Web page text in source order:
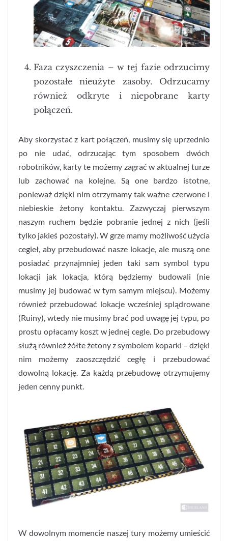
Faza czyszczenia – w tej fazie odrzucimy
pozostałe nieużyte zasoby. Odrzucamy
również odkryte i niepobrane karty
połączeń.
Aby skorzystać z kart połączeń, musimy się uprzednio
po nie udać, odrzucając tym sposobem dwóch
robotników, karty te możemy zagrać w aktualnej turze
lub zachować na kolejne. Są one bardzo istotne,
ponieważ dzięki nim otrzymamy tak ważne czerwone i
niebieskie żetony kontaktu. Zazwyczaj pierwszym
naszym ruchem będzie pobranie jednej z nich (jeśli
tylko jakieś pozostały). W grze mamy możliwość użycia
cegieł, aby przebudować nasze lokacje, ale muszą one
posiadać przynajmniej jeden taki sam symbol typu
lokacji jak lokacja, którą będziemy budowali (nie
musimy jej budować w tym samym miejscu). Możemy
również przebudować lokacje wcześniej splądrowane
(Ruiny), wtedy nie musimy brać pod uwagę jej typu, po
prostu opłacamy koszt w jednej cegle. Do przebudowy
służą również żółte żetony z symbolem koparki – dzięki
nim możemy zaoszczędzić cegłę i przebudować
dowolną lokację. Za każdą przebudowę otrzymujemy
jeden cenny punkt.
W dowolnym momencie naszej tury możemy umieścić